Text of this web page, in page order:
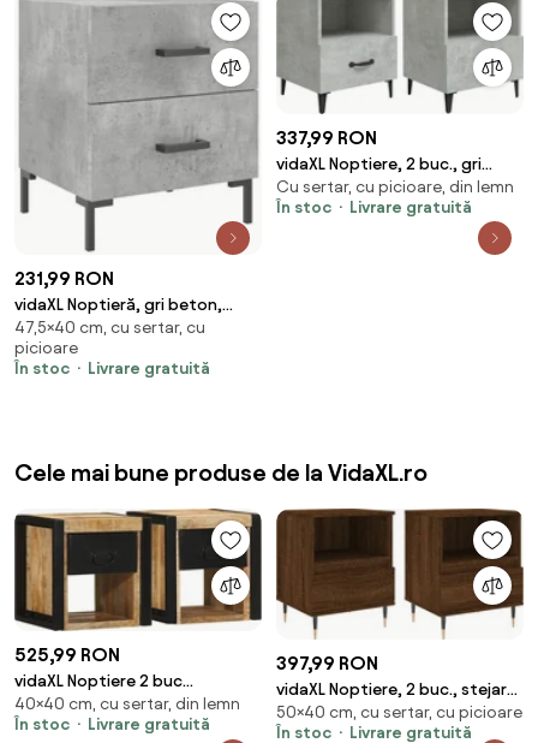
231,99 RON
vidaXL Noptieră, gri beton,
40x35x47,5 cm, lemn compozit
47,5×40 cm, cu sertar, cu
picioare
În stoc
Livrare gratuită
337,99 RON
vidaXL Noptiere, 2 buc., gri
beton, lemn prelucrat
Cu sertar, cu picioare, din lemn
În stoc
Livrare gratuită
Cele mai bune produse de la VidaXL.ro
525,99 RON
vidaXL Noptiere 2 buc
40x35x40 cm lemn masiv de
mango
40×40 cm, cu sertar, din lemn
În stoc
Livrare gratuită
397,99 RON
vidaXL Noptiere, 2 buc., stejar
maro, 40x35x50 cm, lemn
compozit
50×40 cm, cu sertar, cu picioare
În stoc
Livrare gratuită